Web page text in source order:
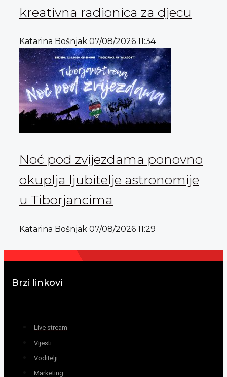
kreativna radionica za djecu
Katarina Bošnjak 07/08/2026 11:34
Noć pod zvijezdama ponovno
okuplja ljubitelje astronomije
u Tiborjancima
Katarina Bošnjak 07/08/2026 11:29
Brzi linkovi
Live stream
Vijesti
Voditelji
Marketing